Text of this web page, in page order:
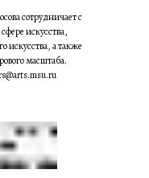
сотрудничает с
искусства,
искусства, а также
масштаба.